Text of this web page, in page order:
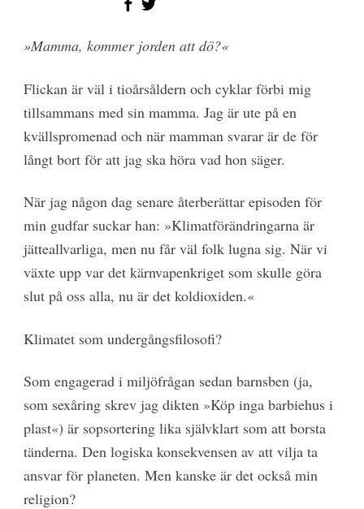
»Mamma, kommer jorden att dö?«
Flickan är väl i tioårsåldern och cyklar förbi mig
tillsammans med sin mamma. Jag är ute på en
kvällspromenad och när mamman svarar är de för
långt bort för att jag ska höra vad hon säger.
När jag någon dag senare återberättar episoden för
min gudfar suckar han: »Klimatförändringarna är
jätteallvarliga, men nu får väl folk lugna sig. När vi
växte upp var det kärnvapenkriget som skulle göra
slut på oss alla, nu är det koldioxiden.«
Klimatet som undergångsfilosofi?
Som engagerad i miljöfrågan sedan barnsben (ja,
som sexåring skrev jag dikten »Köp inga barbiehus i
plast«) är sopsortering lika självklart som att borsta
tänderna. Den logiska konsekvensen av att vilja ta
ansvar för planeten. Men kanske är det också min
religion?